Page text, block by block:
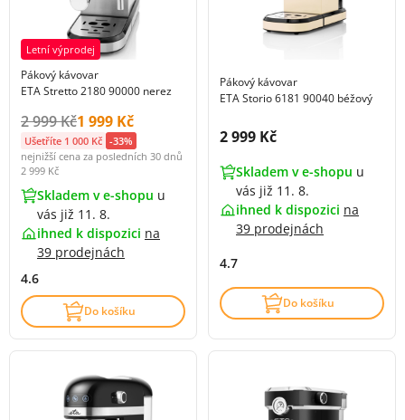
Letní výprodej
Pákový kávovar
ETA Stretto 2180 90000 nerez
Původní cena s DPH:
2 999 KčCena s DPH:
1 999 Kč
Ušetříte 1 000 Kč -33%
nejnižší cena za posledních 30 dnů
2 999 Kč
Skladem v e-shopu u
vás již 11. 8.
ihned k dispozici na
39 prodejnách
4.6
Do košíku
Pákový kávovar
ETA Storio 6181 90040 béžový
Cena s DPH:
2 999 Kč
Skladem v e-shopu u
vás již 11. 8.
ihned k dispozici na
39 prodejnách
4.7
Do košíku